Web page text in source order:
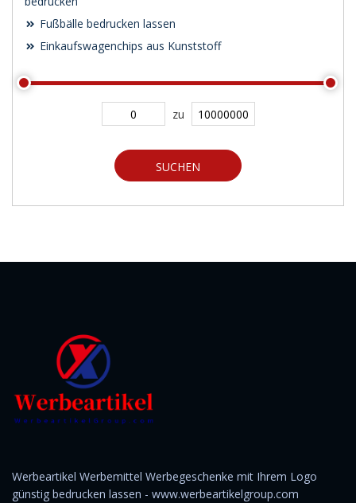
Fußbälle bedrucken lassen
Einkaufswagenchips aus Kunststoff
zu
SUCHEN
Werbeartikel Werbemittel Werbegeschenke mit Ihrem Logo
günstig bedrucken lassen - www.werbeartikelgroup.com